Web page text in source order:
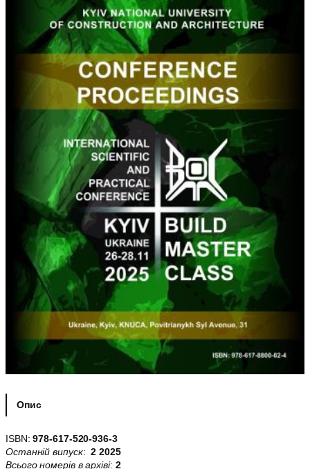
Опис
ISBN: 978-617-520-936-3
Останній випуск: 2 2025
Всього номерів в архіві: 2